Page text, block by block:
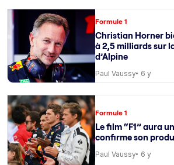
Formule 1
Christian Horner
à 2,5 milliards sur
d’Alpine
Paul Vaussy 6 y
Formule 1
Le film “F1” aura
confirme son
Paul Vaussy 6 y